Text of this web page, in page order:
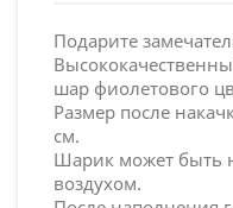
Подарите
шар фиолетового
Размер после
см.
Шарик может быть
воздухом.